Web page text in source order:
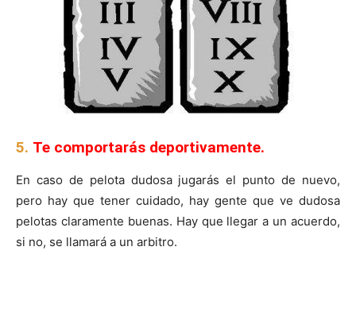
5. Te comportarás deportivamente.
En caso de pelota dudosa jugarás el punto de nuevo,
pero hay que tener cuidado, hay gente que ve dudosa
pelotas claramente buenas. Hay que llegar a un acuerdo,
si no, se llamará a un arbitro.